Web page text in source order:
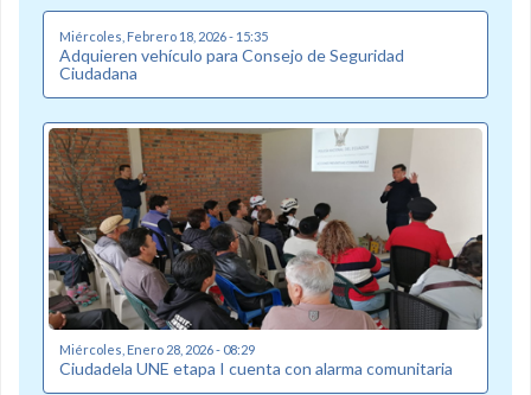
Miércoles, Febrero 18, 2026 - 15:35
Adquieren vehículo para Consejo de Seguridad
Ciudadana
Miércoles, Enero 28, 2026 - 08:29
Ciudadela UNE etapa I cuenta con alarma comunitaria